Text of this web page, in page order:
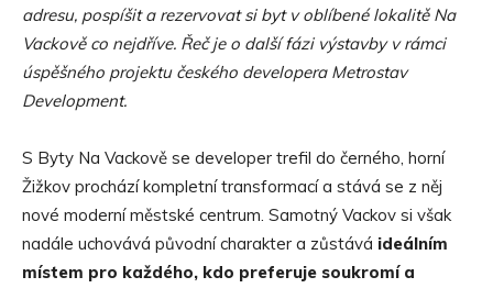
adresu, pospíšit a rezervovat si byt v oblíbené lokalitě Na
Vackově co nejdříve. Řeč je o další fázi výstavby v rámci
úspěšného projektu českého developera Metrostav
Development.
S Byty Na Vackově se developer trefil do černého, horní
Žižkov prochází kompletní transformací a stává se z něj
nové moderní městské centrum. Samotný Vackov si však
nadále uchovává původní charakter a zůstává ideálním
místem pro každého, kdo preferuje soukromí a